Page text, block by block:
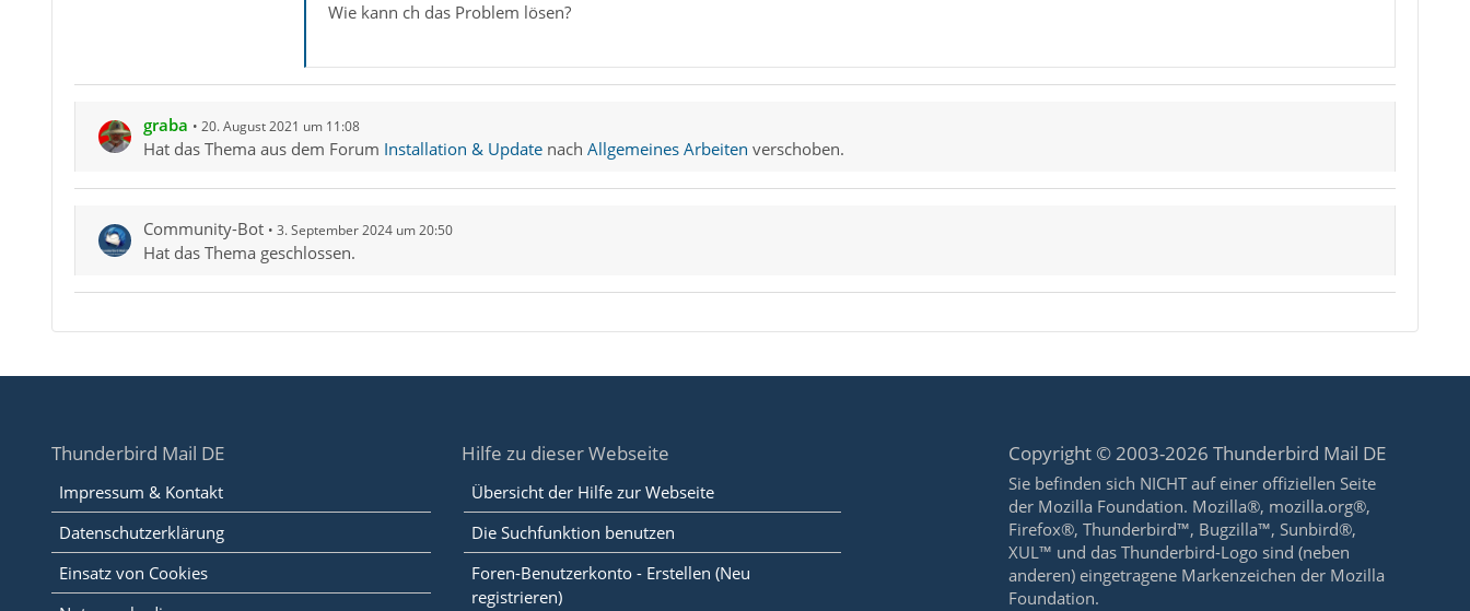
Wie kann ch das Problem lösen?
graba 20. August 2021 um 11:08
Hat das Thema aus dem Forum Installation & Updatenach Allgemeines Arbeiten verschoben.
Community-Bot 3. September 2024 um 20:50
Hat das Thema geschlossen.
Thunderbird Mail DE
Impressum & Kontakt
Datenschutzerklärung
Einsatz von Cookies
Hilfe zu dieser Webseite
Übersicht der Hilfe zur Webseite
Die Suchfunktion benutzen
Foren-Benutzerkonto - Erstellen (Neu
registrieren)
Copyright © 2003-2026 Thunderbird Mail DE
Sie befinden sich NICHT auf einer offiziellen Seite
der Mozilla Foundation. Mozilla®, mozilla.org®,
Firefox®, Thunderbird™, Bugzilla™, Sunbird®,
XUL™ und das Thunderbird-Logo sind (neben
anderen) eingetragene Markenzeichen der Mozilla
Foundation.